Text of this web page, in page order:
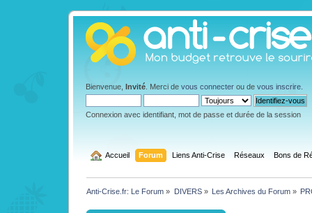
Bienvenue, Invité . Merci de vous connecter ou de vous inscrire
Connexion avec identifiant, mot de passe et durée de la session
Accueil Forum Liens Anti-Crise Réseaux Bons de
Anti-Crise.fr: Le Forum » DIVERS» Les Archives du Forum»